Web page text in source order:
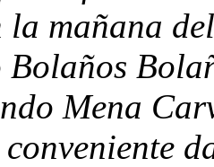
la mañana
Mena